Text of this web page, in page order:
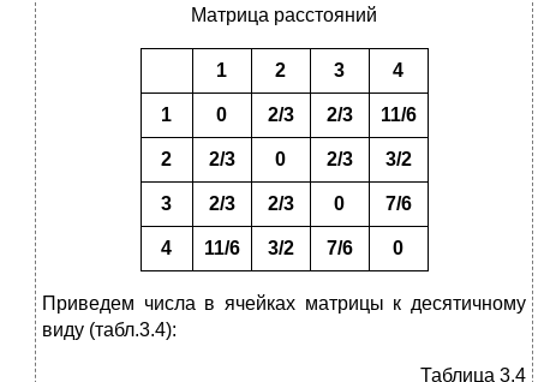
Матрица расстояний
1 2 3 4
1 0 2/3 2/3 11/6
2 2/3 0 2/3 3/2
3 2/3 2/3 0 7/6
4 11/6 3/2 7/6 0
Приведем числа в ячейках матрицы к десятичному
виду (табл.3.4):
Таблица 3.4